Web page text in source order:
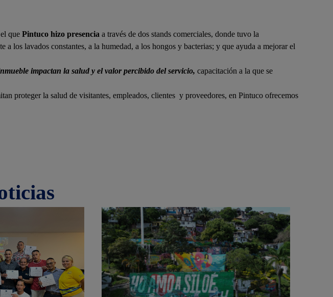
el quePintuco hizo presencia a través de dos stands comerciales, donde tuvo la
los lavados constantes, a la humedad, a los hongos y bacterias; y que ayuda a mejorar el
impactan la salud y el valor percibido del servicio,capacitación a la que se
proteger la salud de visitantes, empleados, clientes y proveedores, en Pintuco ofrecemos